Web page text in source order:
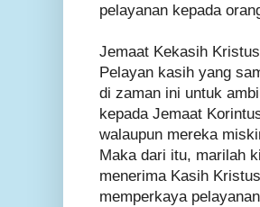
pelayanan kepada
Jemaat Kekasih
Pelayan kasih yang
di zaman ini untuk
kepada Jemaat
walaupun mereka
Maka dari itu, marilah
menerima Kasih
memperkaya